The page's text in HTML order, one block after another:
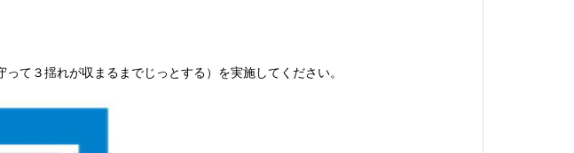
て３揺れが収まるまでじっとする）を実施してください。